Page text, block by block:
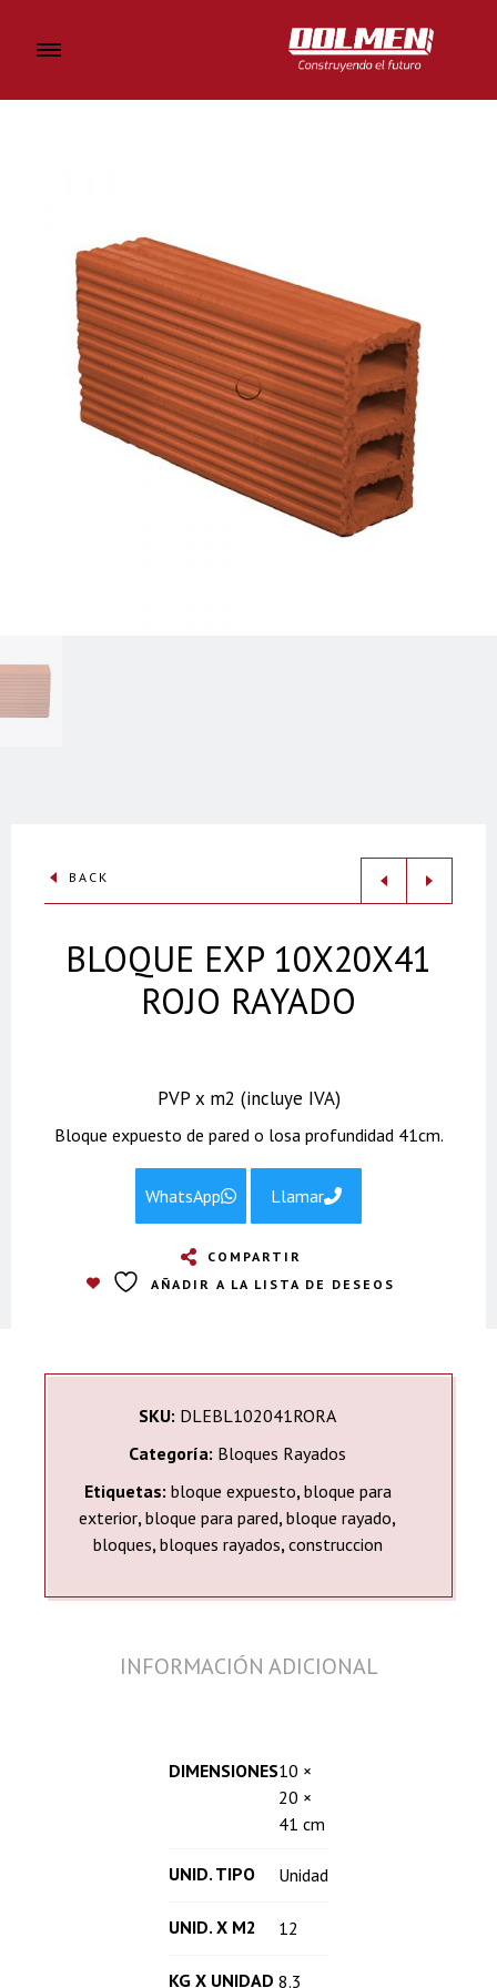
BACK
BLOQUE EXP 10X20X41
ROJO RAYADO
PVP x m2 (incluye IVA)
Bloque expuesto de pared o losa profundidad 41cm.
WhatsApp Llamar
COMPARTIR
AÑADIR A LA LISTA DE DESEOS
SKU: DLEBL102041RORA
Categoría: Bloques Rayados
Etiquetas: bloque expuesto,bloque para
exterior,bloque para pared,bloque rayado,
bloques,bloques rayados,construccion
INFORMACIÓN ADICIONAL
DIMENSIONES10 ×
20 ×
41 cm
UNID. TIPO Unidad
UNID. X M2 12
KG X UNIDAD 8.3